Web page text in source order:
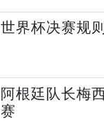
世界杯决赛规
阿根廷队长梅
赛